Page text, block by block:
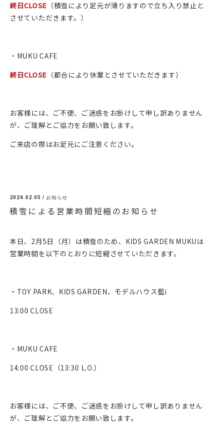
終日CLOSE （積雪により足元が滑りますので立ち入り禁止と
させていただきます。）
・MUKU CAFE
終日CLOSE （都合により休業とさせていただきます）
お客様には、ご不便、ご迷惑をお掛けして申し訳ありません
が、ご理解とご協力をお願い致します。
ご来店の際はお足元にご注意ください。
2024.02.05 / お知らせ
積雪による営業時間短縮のお知らせ
本日、2月5日（月）は積雪のため、KIDS GARDEN MUKUは
営業時間を以下のとおりに短縮させていただきます。
・TOY PARK、KIDS GARDEN、モデルハウス藍i
13:00 CLOSE
・MUKU CAFE
14:00 CLOSE（13:30 L.O.）
お客様には、ご不便、ご迷惑をお掛けして申し訳ありません
が、ご理解とご協力をお願い致します。